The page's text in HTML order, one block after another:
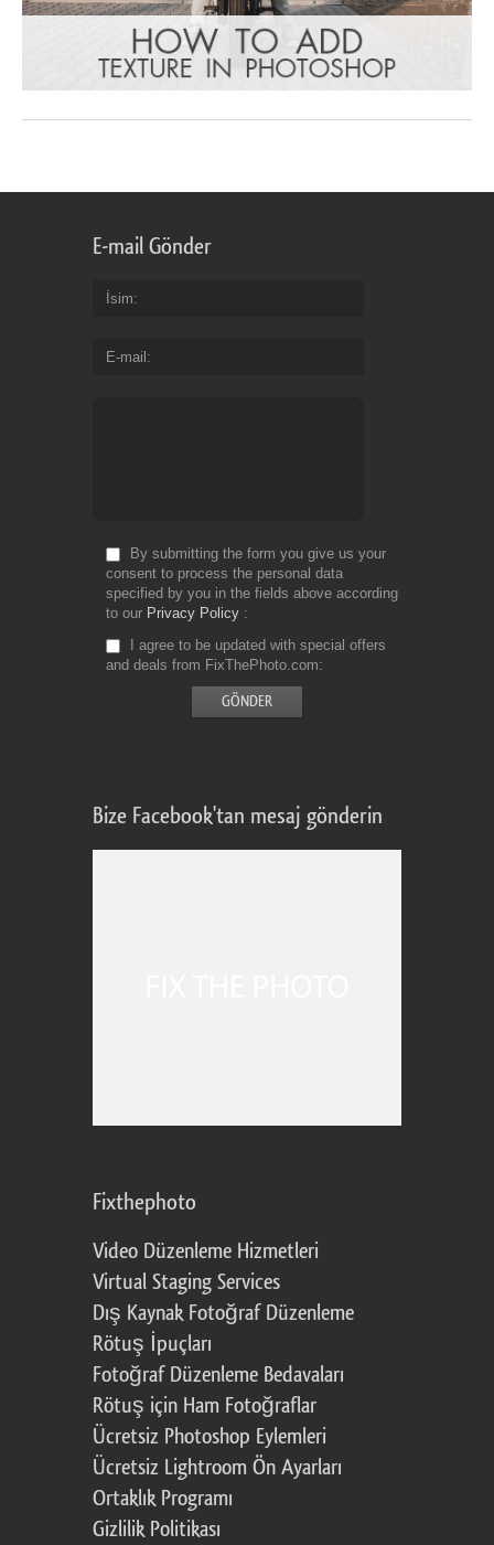
E-mail Gönder
İsim
E-mail
By submitting the form you give us your
consent to process the personal data
specified by you in the fields above according
to our Privacy Policy
I agree to be updated with special offers
and deals from FixThePhoto.com
Bize Facebook'tan mesaj gönderin
Fixthephoto
Video Düzenleme Hizmetleri
Virtual Staging Services
Dış Kaynak Fotoğraf Düzenleme
Rötuş İpuçları
Fotoğraf Düzenleme Bedavaları
Rötuş için Ham Fotoğraflar
Ücretsiz Photoshop Eylemleri
Ücretsiz Lightroom Ön Ayarları
Ortaklık Programı
Gizlilik Politikası